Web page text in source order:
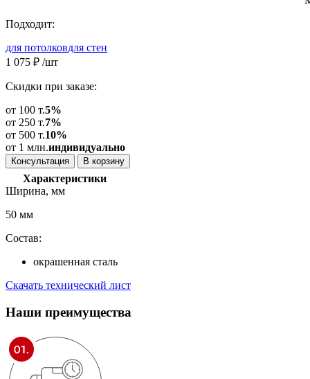
Подходит:
для потолковдля стен
1 075 ₽ /шт
Скидки при заказе:
от 100 т.5%
от 250 т.7%
от 500 т.10%
от 1 млн.индивидуально
Консультация В корзину
Характеристики
Ширина, мм
50 мм
Состав:
окрашенная сталь
Скачать технический лист
Наши преимущества